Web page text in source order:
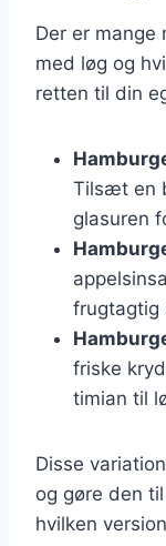
Der er mange
med løg og
retten til din
Tilsæt en
glasuren
frugtagtig
friske
timian til
Disse
og gøre den
hvilken